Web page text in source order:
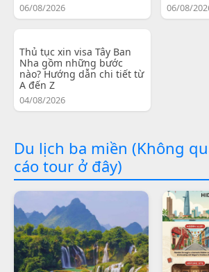
06/08/2026 06/08/
Thủ tục xin visa Tây Ban
Nha gồm những bước
nào? Hướng dẫn chi tiết từ
A đến Z
04/08/2026
Du lịch ba miền (Không
cáo tour ở đây)